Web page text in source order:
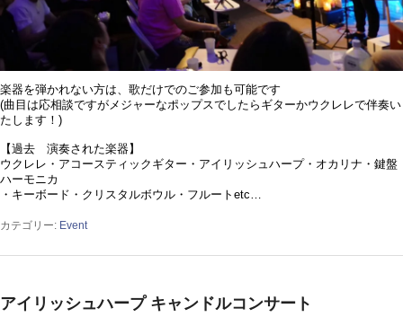
楽器を弾かれない方は、歌だけでのご参加も可能です
(曲目は応相談ですがメジャーなポップスでしたらギターかウクレレで伴奏い
たします！)
【過去 演奏された楽器】
ウクレレ・アコースティックギター・アイリッシュハープ・オカリナ・鍵盤
ハーモニカ
・キーボード・クリスタルボウル・フルートetc…
カテゴリー: Event
アイリッシュハープ キャンドルコンサート